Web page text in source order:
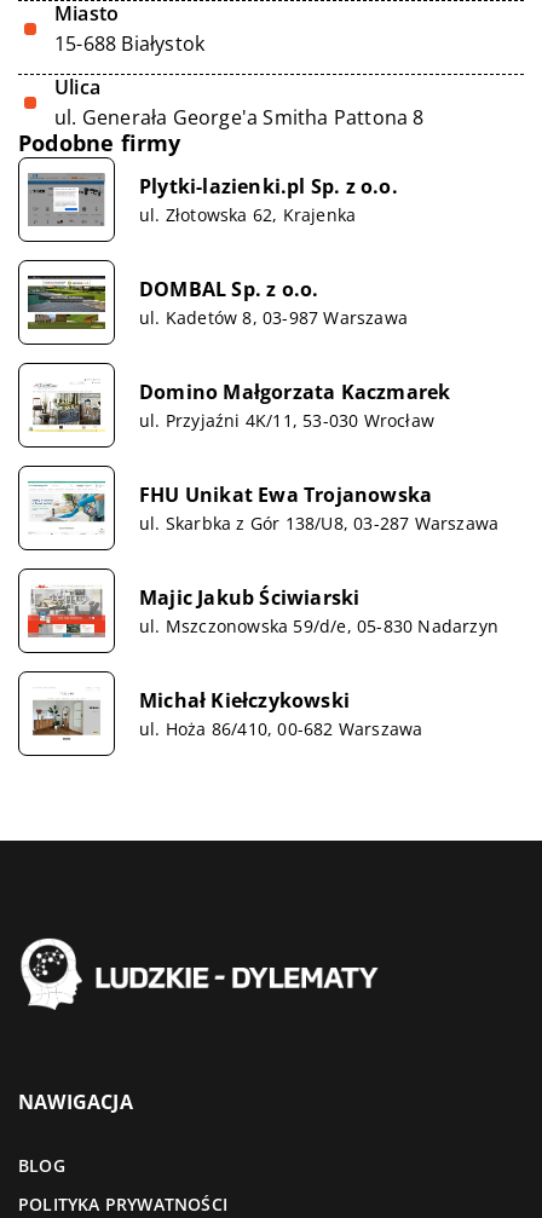
Miasto
15-688 Białystok
Ulica
ul. Generała George'a Smitha Pattona 8
Podobne firmy
Plytki-lazienki.pl Sp. z o.o.
ul. Złotowska 62, Krajenka
DOMBAL Sp. z o.o.
ul. Kadetów 8, 03-987 Warszawa
Domino Małgorzata Kaczmarek
ul. Przyjaźni 4K/11, 53-030 Wrocław
FHU Unikat Ewa Trojanowska
ul. Skarbka z Gór 138/U8, 03-287 Warszawa
Majic Jakub Ściwiarski
ul. Mszczonowska 59/d/e, 05-830 Nadarzyn
Michał Kiełczykowski
ul. Hoża 86/410, 00-682 Warszawa
NAWIGACJA
BLOG
POLITYKA PRYWATNOŚCI